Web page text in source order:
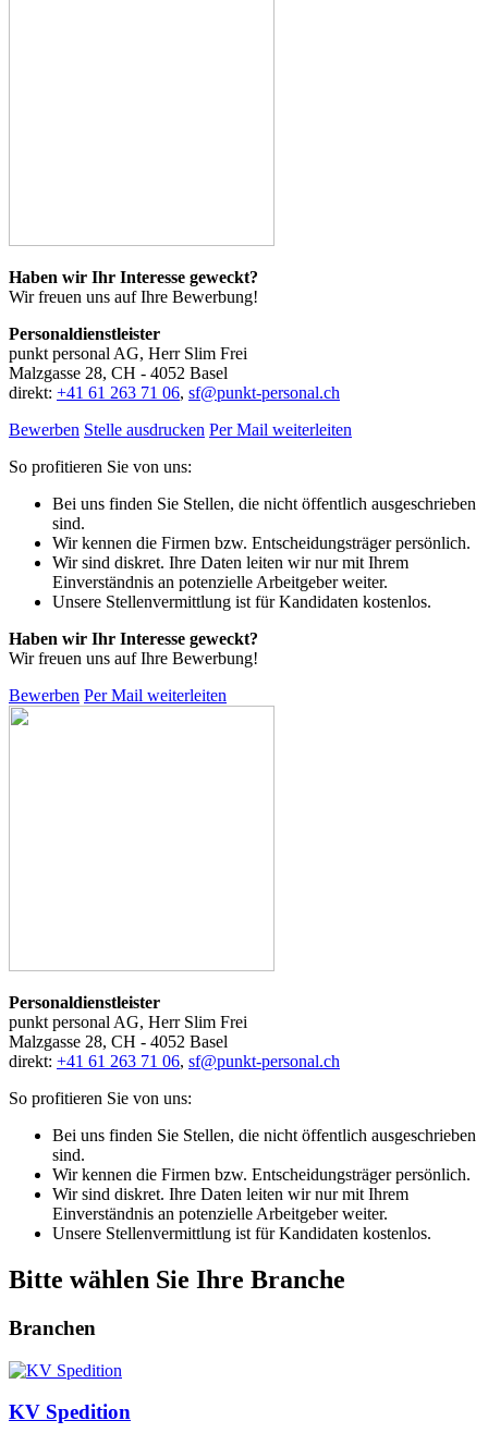
Haben wir Ihr Interesse geweckt?
Wir freuen uns auf Ihre Bewerbung!
Personaldienstleister
punkt personal AG, Herr Slim Frei
Malzgasse 28, CH - 4052 Basel
direkt: +41 61 263 71 06, sf@punkt-personal.ch
Bewerben Stelle ausdrucken Per Mail weiterleiten
So profitieren Sie von uns:
Bei uns finden Sie Stellen, die nicht öffentlich ausgeschrieben
sind.
Wir kennen die Firmen bzw. Entscheidungsträger persönlich.
Wir sind diskret. Ihre Daten leiten wir nur mit Ihrem
Einverständnis an potenzielle Arbeitgeber weiter.
Unsere Stellenvermittlung ist für Kandidaten kostenlos.
Haben wir Ihr Interesse geweckt?
Wir freuen uns auf Ihre Bewerbung!
Bewerben Per Mail weiterleiten
Personaldienstleister
punkt personal AG, Herr Slim Frei
Malzgasse 28, CH - 4052 Basel
direkt: +41 61 263 71 06, sf@punkt-personal.ch
So profitieren Sie von uns:
Bei uns finden Sie Stellen, die nicht öffentlich ausgeschrieben
sind.
Wir kennen die Firmen bzw. Entscheidungsträger persönlich.
Wir sind diskret. Ihre Daten leiten wir nur mit Ihrem
Einverständnis an potenzielle Arbeitgeber weiter.
Unsere Stellenvermittlung ist für Kandidaten kostenlos.
Bitte wählen Sie Ihre Branche
Branchen
KV Spedition